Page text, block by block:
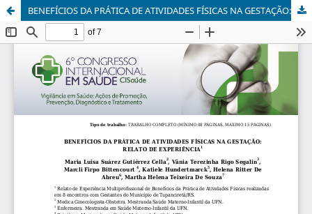
BENEFÍCIOS DA PRÁTICA DE ATIVIDADES FÍSICAS NA GESTAÇÃO: RELATO DE EXPERIÊNCIA